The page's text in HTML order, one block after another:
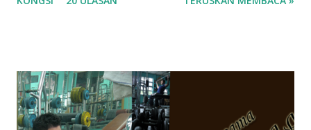
ko.. masa tu aku baru je ada anak sorang dan aku hentam je
tanya sapa-sapa pun masa tu.. bila fikir-fikirkan balik terasa
jugak masa alahai teruknya kami sebagai ibubapa.. dan kami
terasa jugak semakin teruk bila abg long dah masuk 2 tahun